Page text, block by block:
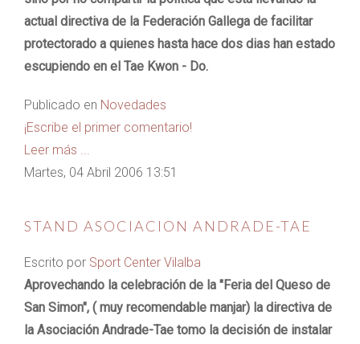
actual directiva de la Federación Gallega de facilitar
protectorado a quienes hasta hace dos dias han estado
escupiendo en el Tae Kwon - Do.
Publicado en Novedades
¡Escribe el primer comentario!
Leer más ...
Martes, 04 Abril 2006 13:51
STAND ASOCIACION ANDRADE-TAE
Escrito por Sport Center Vilalba
Aprovechando la celebración de la "Feria del Queso de
San Simon", ( muy recomendable manjar) la directiva de
la Asociación Andrade-Tae tomo la decisión de instalar